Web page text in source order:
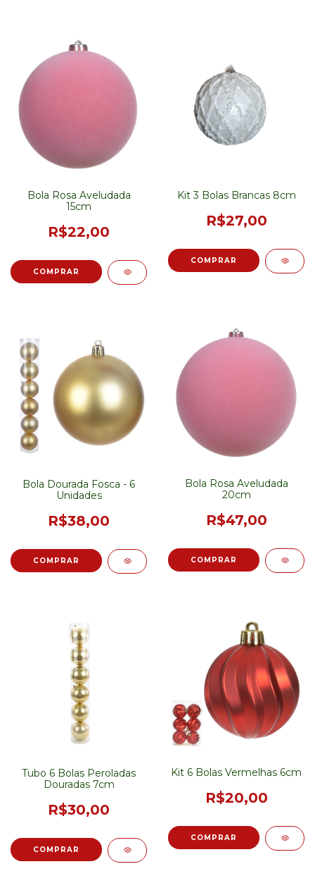
Bola Rosa Aveludada
15cm
R$22,00
Kit 3 Bolas Brancas 8cm
R$27,00
Bola Dourada Fosca - 6
Unidades
R$38,00
Bola Rosa Aveludada
20cm
R$47,00
Tubo 6 Bolas Peroladas
Douradas 7cm
R$30,00
Kit 6 Bolas Vermelhas 6cm
R$20,00